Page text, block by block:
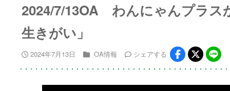
2024/7/13OA わんにゃんプラ
生きがい」
2024年7月13日 OA情報 シェアする